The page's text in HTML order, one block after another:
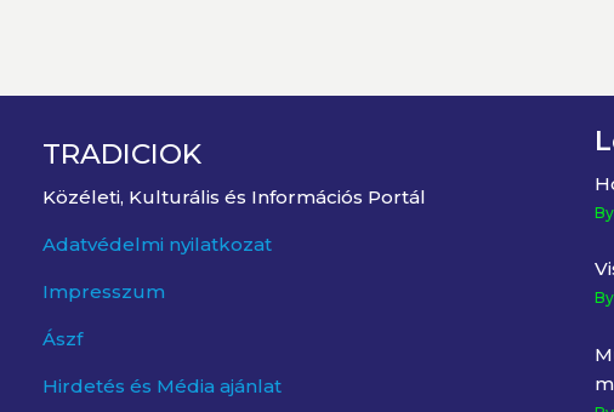
TRADICIOK
Közéleti, Kulturális és Információs Portál
Adatvédelmi nyilatkozat
Impresszum
Ászf
Hirdetés és Média ajánlat